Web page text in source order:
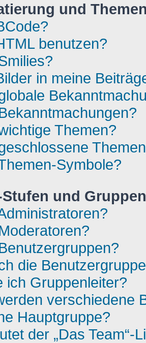
und
benutzen?
in meine
Themen?
Symbole?
und Gruppen
die
ich Gruppenleiter?
verschiedene
Hauptgruppe?
der „Das Team“-